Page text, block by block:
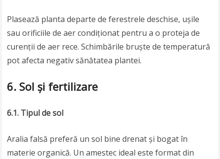
Plasează planta departe de ferestrele deschise, ușile
sau orificiile de aer condiționat pentru a o proteja de
curenții de aer rece. Schimbările bruște de temperatură
pot afecta negativ sănătatea plantei.
6. Sol și fertilizare
6.1. Tipul de sol
Aralia falsă preferă un sol bine drenat și bogat în
materie organică. Un amestec ideal este format din